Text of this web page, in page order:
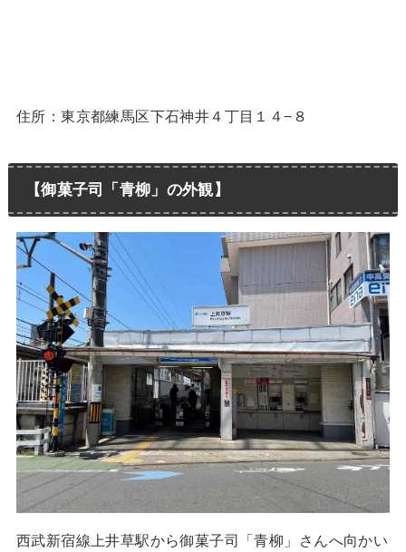
住所：東京都練馬区下石神井４丁目１４−８
【御菓子司「青柳」の外観】
西武新宿線上井草駅から御菓子司「青柳」さんへ向かい